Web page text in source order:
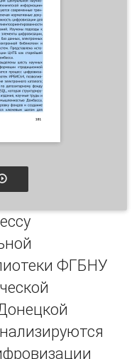
ФГБНУ